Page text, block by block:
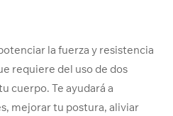
la fuerza y resistencia
requiere del uso de dos
cuerpo. Te ayudará a
mejorar tu postura, aliviar